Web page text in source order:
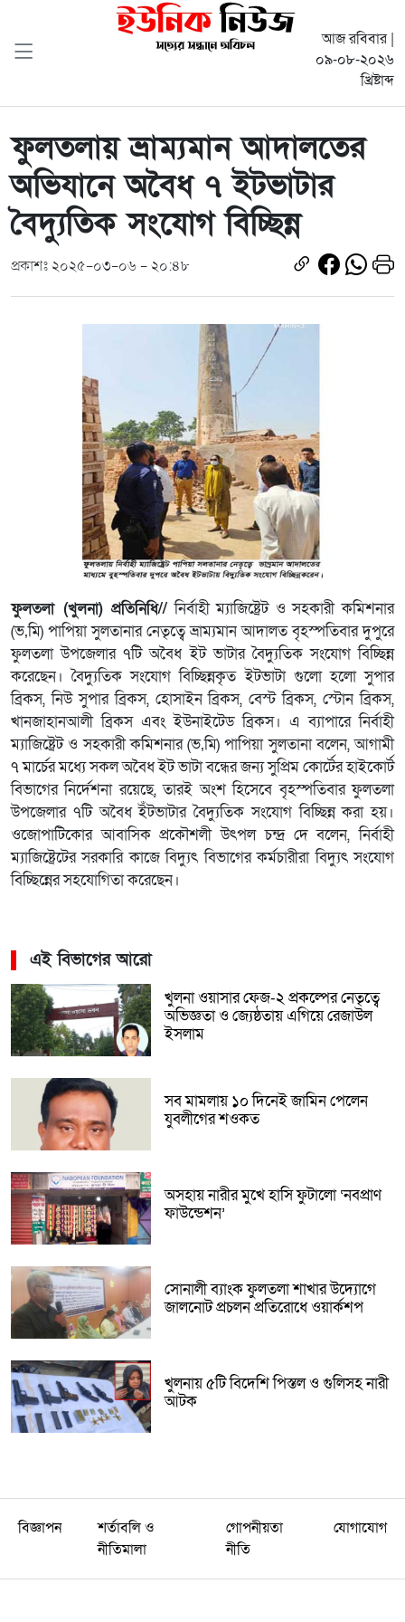
আজ রবিবার |
০৯-০৮-২০২৬
খ্রিষ্টাব্দ
ফুলতলায় ভ্রাম্যমান আদালতের
অভিযানে অবৈধ ৭ ইটভাটার
বৈদ্যুতিক সংযোগ বিচ্ছিন্ন
প্রকাশঃ ২০২৫-০৩-০৬ - ২০:৪৮
ফুলতলা (খুলনা) প্রতিনিধি// নির্বাহী ম্যাজিষ্ট্রেট ও সহকারী কমিশনার
(ভ‚মি) পাপিয়া সুলতানার নেতৃত্বে ভ্রাম্যমান আদালত বৃহস্পতিবার দুপুরে
ফুলতলা উপজেলার ৭টি অবৈধ ইট ভাটার বৈদ্যুতিক সংযোগ বিচ্ছিন্ন
করেছেন। বৈদ্যুতিক সংযোগ বিচ্ছিন্নকৃত ইটভাটা গুলো হলো সুপার
ব্রিকস, নিউ সুপার ব্রিকস, হোসাইন ব্রিকস, বেস্ট ব্রিকস, স্টোন ব্রিকস,
খানজাহানআলী ব্রিকস এবং ইউনাইটেড ব্রিকস। এ ব্যাপারে নির্বাহী
ম্যাজিষ্ট্রেট ও সহকারী কমিশনার (ভ‚মি) পাপিয়া সুলতানা বলেন, আগামী
৭ মার্চের মধ্যে সকল অবৈধ ইট ভাটা বন্ধের জন্য সুপ্রিম কোর্টের হাইকোর্ট
বিভাগের নির্দেশনা রয়েছে, তারই অংশ হিসেবে বৃহস্পতিবার ফুলতলা
উপজেলার ৭টি অবৈধ ইঁটভাটার বৈদ্যুতিক সংযোগ বিচ্ছিন্ন করা হয়।
ওজোপাটিকোর আবাসিক প্রকৌশলী উৎপল চন্দ্র দে বলেন, নির্বাহী
ম্যাজিষ্ট্রেটের সরকারি কাজে বিদ্যুৎ বিভাগের কর্মচারীরা বিদ্যুৎ সংযোগ
বিচ্ছিন্নের সহযোগিতা করেছেন।
এই বিভাগের আরো
খুলনা ওয়াসার ফেজ-২ প্রকল্পের নেতৃত্বে
অভিজ্ঞতা ও জ্যেষ্ঠতায় এগিয়ে রেজাউল
ইসলাম
সব মামলায় ১০ দিনেই জামিন পেলেন
যুবলীগের শওকত
অসহায় নারীর মুখে হাসি ফুটালো ‘নবপ্রাণ
ফাউন্ডেশন’
সোনালী ব্যাংক ফুলতলা শাখার উদ্যোগে
জালনোট প্রচলন প্রতিরোধে ওয়ার্কশপ
খুলনায় ৫টি বিদেশি পিস্তল ও গুলিসহ নারী
আটক
বিজ্ঞাপন
শর্তাবলি ও
নীতিমালা
গোপনীয়তা
নীতি
যোগাযোগ